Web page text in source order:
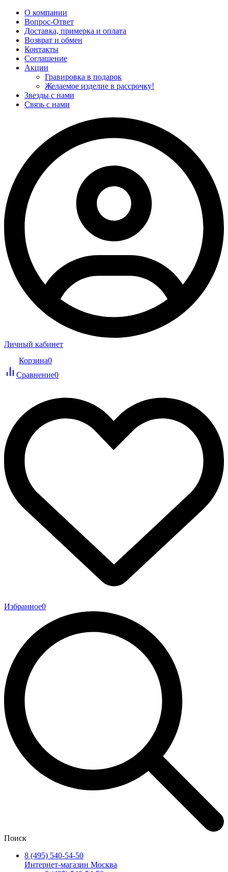
О компании
Вопрос-Ответ
Доставка, примерка и оплата
Возврат и обмен
Контакты
Соглашение
Акции
Гравировка в подарок
Желаемое изделие в рассрочку!
Звезды с нами
Связь с нами
Личный кабинет
Корзина0
Сравнение0
Избранное0
Поиск
8 (495) 540-54-50
Интернет-магазин Москва